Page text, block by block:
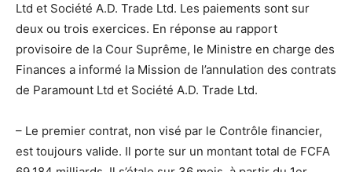
Ltd et Société A.D. Trade Ltd. Les paiements sont sur
deux ou trois exercices. En réponse au rapport
provisoire de la Cour Suprême, le Ministre en charge des
Finances a informé la Mission de l’annulation des contrats
de Paramount Ltd et Société A.D. Trade Ltd.
– Le premier contrat, non visé par le Contrôle financier,
est toujours valide. Il porte sur un montant total de FCFA